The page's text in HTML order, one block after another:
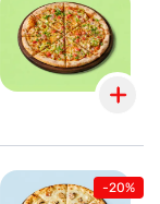
-20%